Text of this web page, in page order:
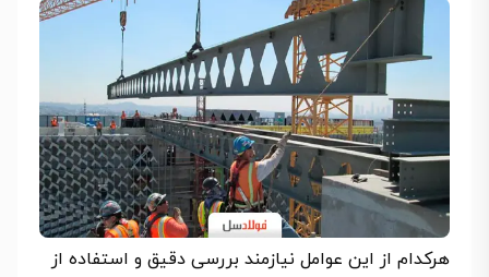
هرکدام از این عوامل نیازمند بررسی دقیق و استفاده از